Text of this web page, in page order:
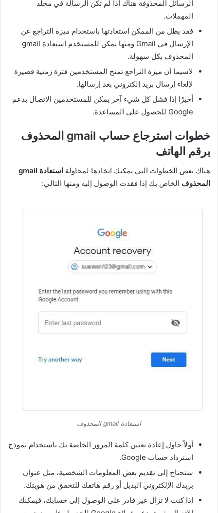
الرسائل المحذوفة هناك إذا لم تكن الرسالة في مجلد
المهملات.
فقد يظل من الممكن استعادتها باستخدام ميزة التراجع عن
الإرسال فى Gmail ومنها يمكن للمستخدم استعادة gmail
المحذوف بكل سهولة.
لاسيما أن ميزة التراجع تمنح المستخدمين فترة زمنية قصيرة
لإلغاء إرسال بريد إلكتروني بعد إرسالها.
أخيرًا إذا فشل كل شيء آخر يمكن للمستخدمين الاتصال بدعم
Google للحصول على المساعدة.
خطوات استرجاع حساب gmail المحذوف
برقم الهاتف
هناك بعض الخطوات التي يمكنك اتخاذها لمحاولة
استعادة gmail
المحذوف الخاص بك إذا فقدت الوصول إليه ومنها التالي:
استعادة gmail المحذوف
أولاً حاول إعادة تعيين كلمة المرور الخاصة بك باستخدام نموذج
استرداد حساب Google.
ستحتاج إلى تقديم بعض المعلومات الشخصية، مثل عنوان
بريدك الإلكتروني البديل أو رقم هاتفك للتحقق من هويتك.
إذا كنت لا تزال غير قادر على الوصول إلى حسابك، فيمكنك